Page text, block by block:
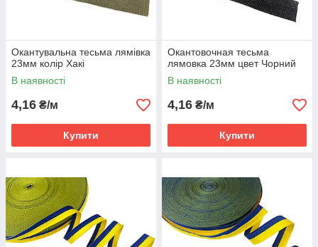
Окантувальна тесьма лямівка
23мм колір Хакі
В наявності
4,16 ₴/м
Купити
Окантовочная тесьма
лямовка 23мм цвет Чорний
В наявності
4,16 ₴/м
Купити